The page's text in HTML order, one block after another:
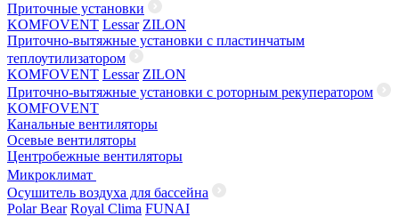
Приточные установки
KOMFOVENT Lessar ZILON
Приточно-вытяжные установки с пластинчатым
теплоутилизатором
KOMFOVENT Lessar ZILON
Приточно-вытяжные установки с роторным рекуператором
KOMFOVENT
Канальные вентиляторы
Осевые вентиляторы
Центробежные вентиляторы
Микроклимат
Осушитель воздуха для бассейна
Polar Bear Royal Clima FUNAI